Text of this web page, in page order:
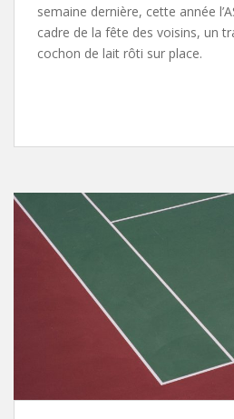
semaine dernière, cette année
cadre de la fête des voisins, un
cochon de lait rôti sur place.